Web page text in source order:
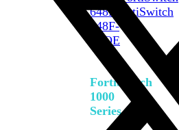
648F
FortiSwitch
648F-
FPOE
FortiSwitch
1000
Series